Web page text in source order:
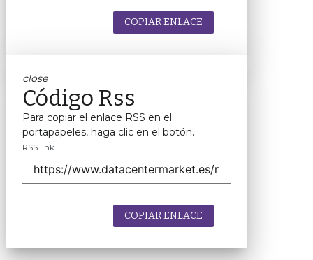
COPIAR ENLACE
close
Código Rss
Para copiar el enlace RSS en el
portapapeles, haga clic en el botón.
RSS link
COPIAR ENLACE